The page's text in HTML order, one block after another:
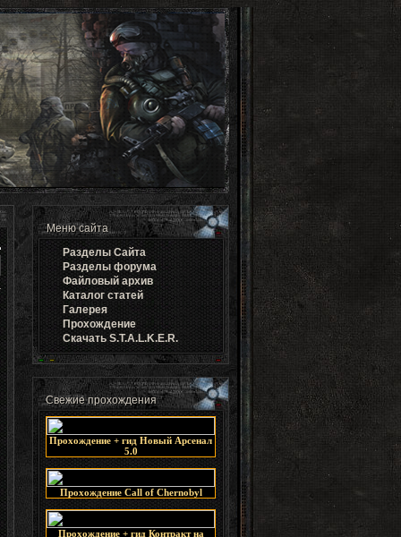
Меню сайта
Разделы Cайта
Разделы форума
Файловый архив
Каталог статей
Галерея
Прохождение
Скачать S.T.A.L.K.E.R.
Свежие прохождения
Прохождение + гид Новый Арсенал
5.0
Прохождение Call of Chernobyl
Прохождение + гид Контракт на